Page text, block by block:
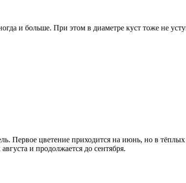
и больше. При этом в диаметре куст тоже не
Первое цветение приходится на июнь, но в
и продолжается до сентября.